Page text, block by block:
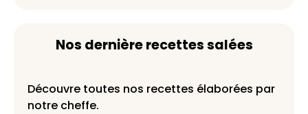
Nos dernière recettes salées
Découvre toutes nos recettes élaborées par
notre cheffe.